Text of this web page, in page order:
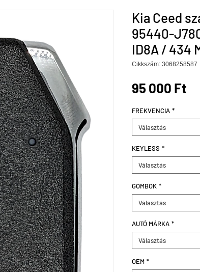
Kia Ceed
95440-
ID8A / 434
Cikkszám: 3068258587
95 000 Ft
FREKVENCIA *
Választás
KEYLESS *
Választás
GOMBOK *
Választás
AUTÓ MÁRKA *
Választás
OEM *